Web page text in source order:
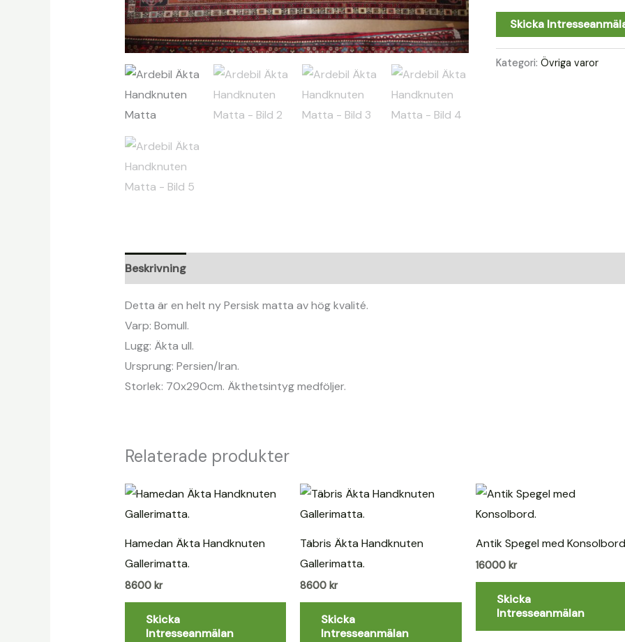
Skicka
Kategori:Övriga varor
Beskrivning
Detta är en helt ny Persisk matta av hög kvalité.
Varp: Bomull.
Lugg: Äkta ull.
Ursprung: Persien/Iran.
Storlek: 70x290cm. Äkthetsintyg medföljer.
Relaterade produkter
Hamedan Äkta Handknuten
Gallerimatta.
8600 kr
Skicka
Intresseanmälan
Täbris Äkta Handknuten
Gallerimatta.
8600kr
Skicka
Intresseanmälan
Antik Spegel med
16000 kr
Skicka
Intresseanmälan